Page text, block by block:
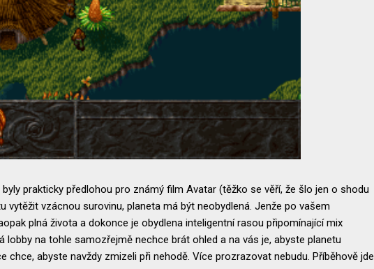
prakticky předlohou pro známý film Avatar (těžko se věří, že šlo jen o shodu
vytěžit vzácnou surovinu, planeta má být neobydlená. Jenže po vašem
plná života a dokonce je obydlena inteligentní rasou připomínající mix
na tohle samozřejmě nechce brát ohled a na vás je, abyste planetu
chce, abyste navždy zmizeli při nehodě. Více prozrazovat nebudu. Příběhově jde